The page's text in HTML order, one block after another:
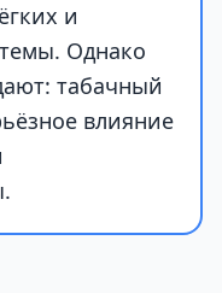
и
Однако
табачный
влияние